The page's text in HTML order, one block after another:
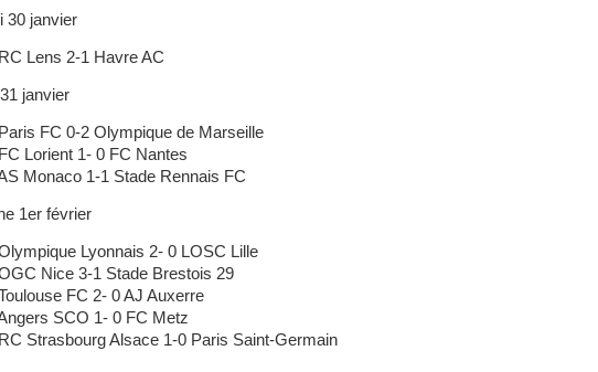
30 janvier
Lens 2-1 Havre AC
janvier
FC 0-2 Olympique de Marseille
Lorient 1- 0 FC Nantes
Monaco 1-1 Stade Rennais FC
1er février
Lyonnais 2- 0 LOSC Lille
Nice 3-1 Stade Brestois 29
FC 2- 0 AJ Auxerre
SCO 1- 0 FC Metz
Strasbourg Alsace 1-0 Paris Saint-Germain